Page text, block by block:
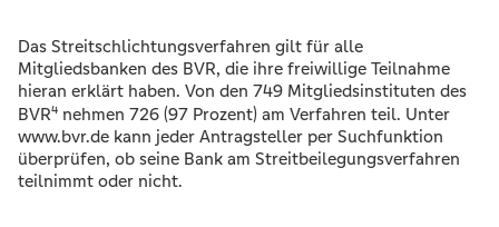
Das Streitschlichtungsverfahren gilt für alle
Mitgliedsbanken des BVR, die ihre freiwillige Teilnahme
hieran erklärt haben. Von den 749 Mitgliedsinstituten des
BVR4 nehmen 726 (97 Prozent) am Verfahren teil. Unter
www.bvr.de kann jeder Antragsteller per Suchfunktion
überprüfen, ob seine Bank am Streitbeilegungsverfahren
teilnimmt oder nicht.